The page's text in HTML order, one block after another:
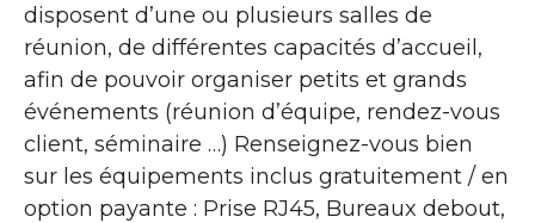
disposent d’une ou plusieurs salles de
réunion, de différentes capacités d’accueil,
afin de pouvoir organiser petits et grands
événements (réunion d’équipe, rendez-vous
client, séminaire …) Renseignez-vous bien
sur les équipements inclus gratuitement / en
option payante : Prise RJ45, Bureaux debout,